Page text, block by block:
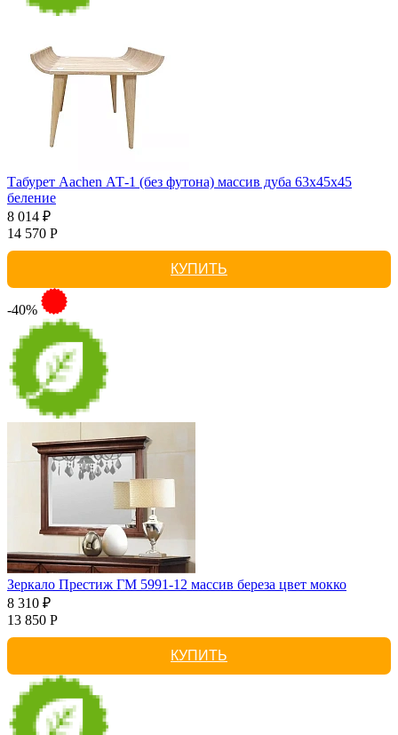
Табурет Aachen АТ-1 (без футона) массив дуба 63х45х45
беление
8 014 ₽
14 570 Р
КУПИТЬ
-40%
Зеркало Престиж ГМ 5991-12 массив береза цвет мокко
8 310 ₽
13 850 Р
КУПИТЬ